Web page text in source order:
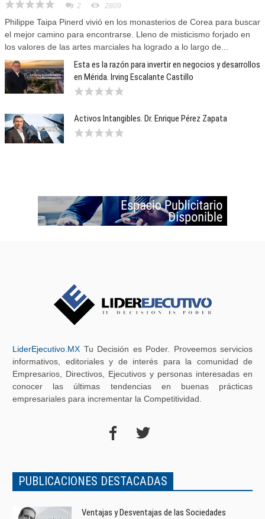
2 2809
Philippe Taipa Pinerd vivió en los monasterios de Corea para buscar
el mejor camino para encontrarse. Lleno de misticismo forjado en
los valores de las artes marciales ha logrado a lo largo de...
Esta es la razón para invertir en negocios y desarrollos
en Mérida. Irving Escalante Castillo
Activos Intangibles. Dr. Enrique Pérez Zapata
LiderEjecutivo.MX Tu Decisión es Poder. Proveemos servicios
informativos, editoriales y de interés para la comunidad de
Empresarios, Directivos, Ejecutivos y personas interesadas en
conocer las últimas tendencias en buenas prácticas
empresariales para incrementar la Competitividad.
PUBLICACIONES DESTACADAS
Ventajas y Desventajas de las Sociedades